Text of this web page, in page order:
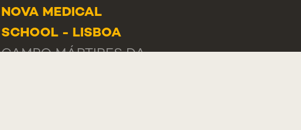
NOVA MEDICAL
SCHOOL - LISBOA
CAMPO MÁRTIRES DA